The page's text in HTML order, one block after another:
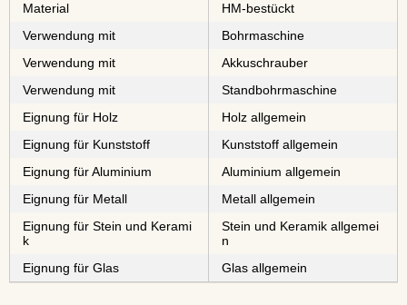
Material
⁠⁠⁠⁠⁠⁠⁠⁠HM-bestückt
Verwendung mit
Bohrmaschine
Verwendung mit
Akkuschrauber
Verwendung mit
Standbohrmaschine
Eignung für Holz
Holz allgemein
Eignung für Kunststoff
Kunststoff allgemein
Eignung für Aluminium
Aluminium allgemein
Eignung für Metall
Metall allgemein
Eignung für Stein und Kerami
k
Stein und Keramik allgemei
n
Eignung für Glas
Glas allgemein